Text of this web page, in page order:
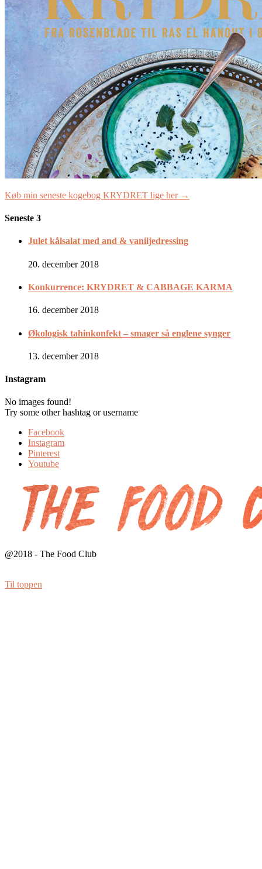
Køb min seneste kogebog KRYDRET lige her →
Seneste 3
Julet kålsalat med and & vaniljedressing
20. december 2018
Konkurrence: KRYDRET & CABBAGE KARMA
16. december 2018
Økologisk tahinkonfekt – smager så englene synger
13. december 2018
Instagram
No images found!
Try some other hashtag or username
Facebook
Instagram
Pinterest
Youtube
@2018 - The Food Club
Til toppen